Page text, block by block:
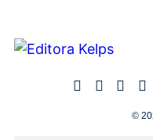
©